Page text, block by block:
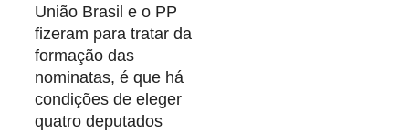
União Brasil e o PP
fizeram para tratar da
formação das
nominatas, é que há
condições de eleger
quatro deputados